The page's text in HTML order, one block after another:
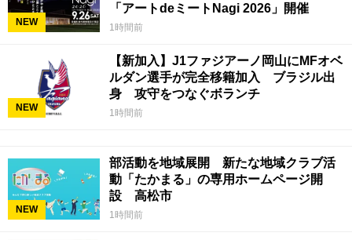
NEW
「アートdeミートNagi 2026」開催
1時間前
NEW
【新加入】J1ファジアーノ岡山にMFオベ
ルダン選手が完全移籍加入 ブラジル出
身 攻守をつなぐボランチ
1時間前
NEW
部活動を地域展開 新たな地域クラブ活
動「たかまる」の専用ホームページ開
設 高松市
1時間前